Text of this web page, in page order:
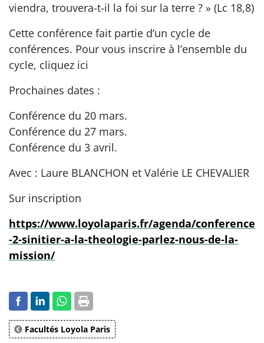
viendra, trouvera-t-il la foi sur la terre ? » (Lc 18,8)
Cette conférence fait partie d’un cycle de
conférences. Pour vous inscrire à l’ensemble du
cycle, cliquez ici
Prochaines dates :
Conférence du 20 mars.
Conférence du 27 mars.
Conférence du 3 avril.
Avec : Laure BLANCHON et Valérie LE CHEVALIER
Sur inscription
https://www.loyolaparis.fr/agenda/conference
-2-sinitier-a-la-theologie-parlez-nous-de-la-
mission/
Facultés Loyola Paris